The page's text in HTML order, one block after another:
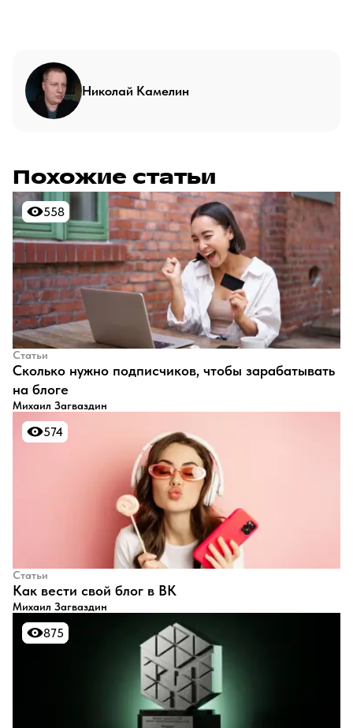
Николай Камелин
Похожие статьи
558
558
Статьи
​Сколько нужно подписчиков, чтобы зарабатывать
на блоге
Михаил Загваздин
574
574
Статьи
​Как вести свой блог в ВК
Михаил Загваздин
875
875